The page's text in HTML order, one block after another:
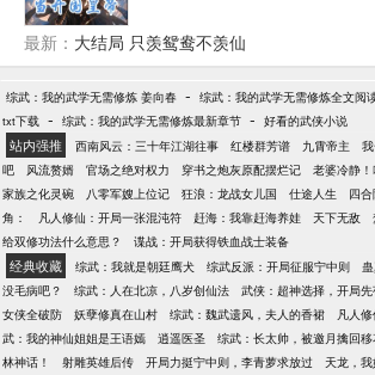
从位面之子朱重八手中夺走天命，
国皇帝。 有道是，武之尽头谁为
万古长青的常青！
最新： 大结局 只羡鸳鸯不羡仙
综武：我的武学无需修炼 姜向春 - 综武：我的武学无需修炼全文阅
txt下载 - 综武：我的武学无需修炼最新章节 - 好看的武侠小说
站内强推 西南风云：三十年江湖往事 红楼群芳谱 九霄帝主
吧
风流赘婿 官场之绝对权力 穿书之炮灰原配摆烂记 老婆冷静
家族之化灵碗
八零军嫂上位记 狂浪：龙战女儿国 仕途人生 四
角：
凡人修仙：开局一张混沌符 赶海：我靠赶海养娃 天下无敌
给双修功法什么意思？
谍战：开局获得铁血战士装备
经典收藏 综武：我就是朝廷鹰犬 综武反派：开局征服宁中则
没毛病吧？
综武：人在北凉，八岁创仙法 武侠：超神选择，开局
女侠全破防
妖孽修真在山村 综武：魏武遗风，夫人的香裙 凡人
武：我的神仙姐姐是王语嫣
逍遥医圣 综武：长太帅，被邀月擒回
林神话！
射雕英雄后传 开局力挺宁中则，李青萝求放过 天龙，我